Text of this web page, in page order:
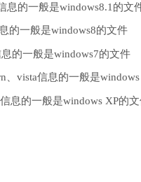
息的一般是windows8.1的文
的一般是windows8的文件
的一般是windows7的文件
、vista信息的一般是
息的一般是windows XP的